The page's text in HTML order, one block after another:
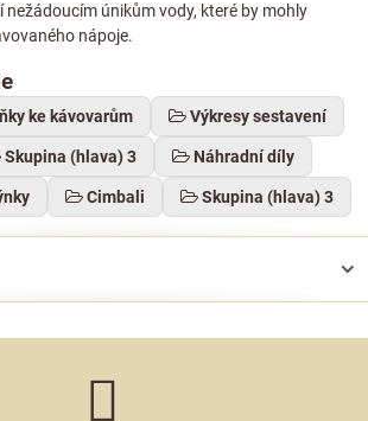
únikům vody, které by mohly
nápoje.
ke kávovarům Výkresy sestavení
Skupina (hlava) 3 Náhradní díly
Cimbali Skupina (hlava) 3